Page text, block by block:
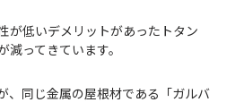
が低いデメリットがあったトタン
減ってきています。
、同じ金属の屋根材である「ガルバ